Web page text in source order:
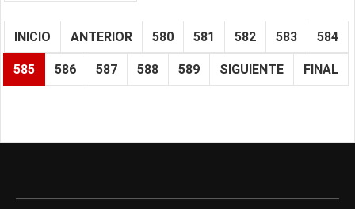
INICIO ANTERIOR 580 581 582 583 584
585 586 587 588 589 SIGUIENTE FINAL